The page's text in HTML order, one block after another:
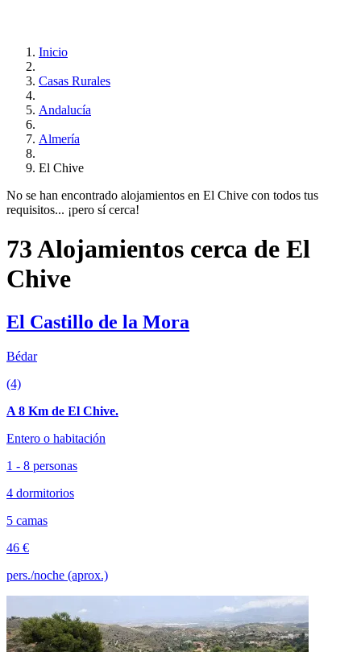
Inicio
Casas Rurales
Andalucía
Almería
El Chive
No se han encontrado alojamientos en El Chive con todos tus
requisitos... ¡pero sí cerca!
73 Alojamientos cerca de El
Chive
El Castillo de la Mora
Bédar
(4)
A 8 Km de El Chive.
Entero o habitación
1 - 8 personas
4 dormitorios
5 camas
46 €
pers./noche (aprox.)